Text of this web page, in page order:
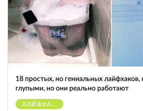
18 простых, но гениальных лайфхаков,
глупыми, но они реально работают
ЛАЙФХАКИ